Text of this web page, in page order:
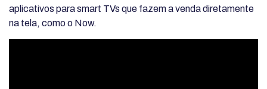
aplicativos para smart TVs que fazem a venda diretamente
na tela, como o Now.